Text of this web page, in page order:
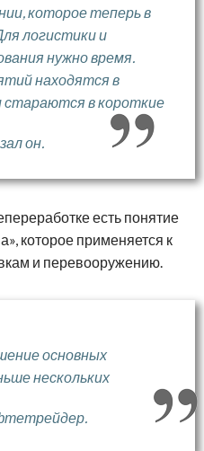
которое теперь в
логистики и
нужно время.
находятся в
в короткие
он.
есть понятие
которое применяется к
и перевооружению.
основных
нескольких